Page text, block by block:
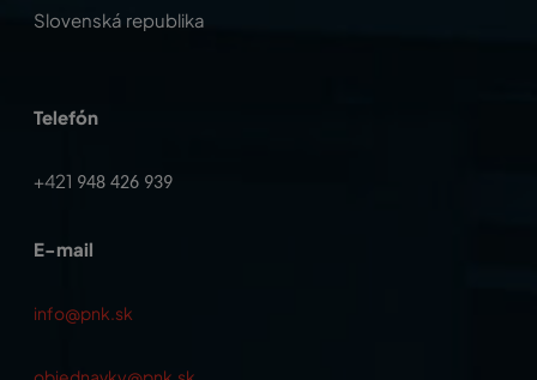
Slovenská republika
Telefón
+421 948 426 939
E-mail
info@pnk.sk